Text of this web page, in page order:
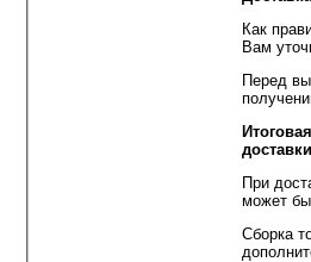
Как
Вам
Перед
доставки
При
может
Сборка